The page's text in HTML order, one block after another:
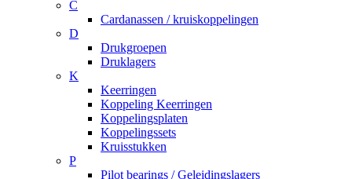
C
Cardanassen / kruiskoppelingen
D
Drukgroepen
Druklagers
K
Keerringen
Koppeling Keerringen
Koppelingsplaten
Koppelingssets
Kruisstukken
P
Pilot bearings / Geleidingslagers